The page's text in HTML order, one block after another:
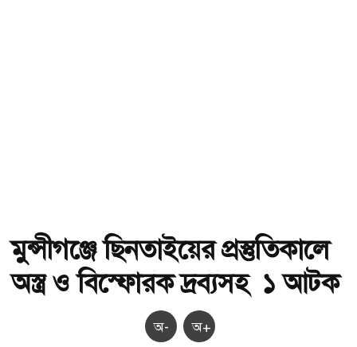
মুন্সীগঞ্জে ছিনতাইয়ের প্রস্তুতিকালে
অস্ত্র ও বিস্ফোরক দ্রব্যসহ ১ আটক
অ- অ+